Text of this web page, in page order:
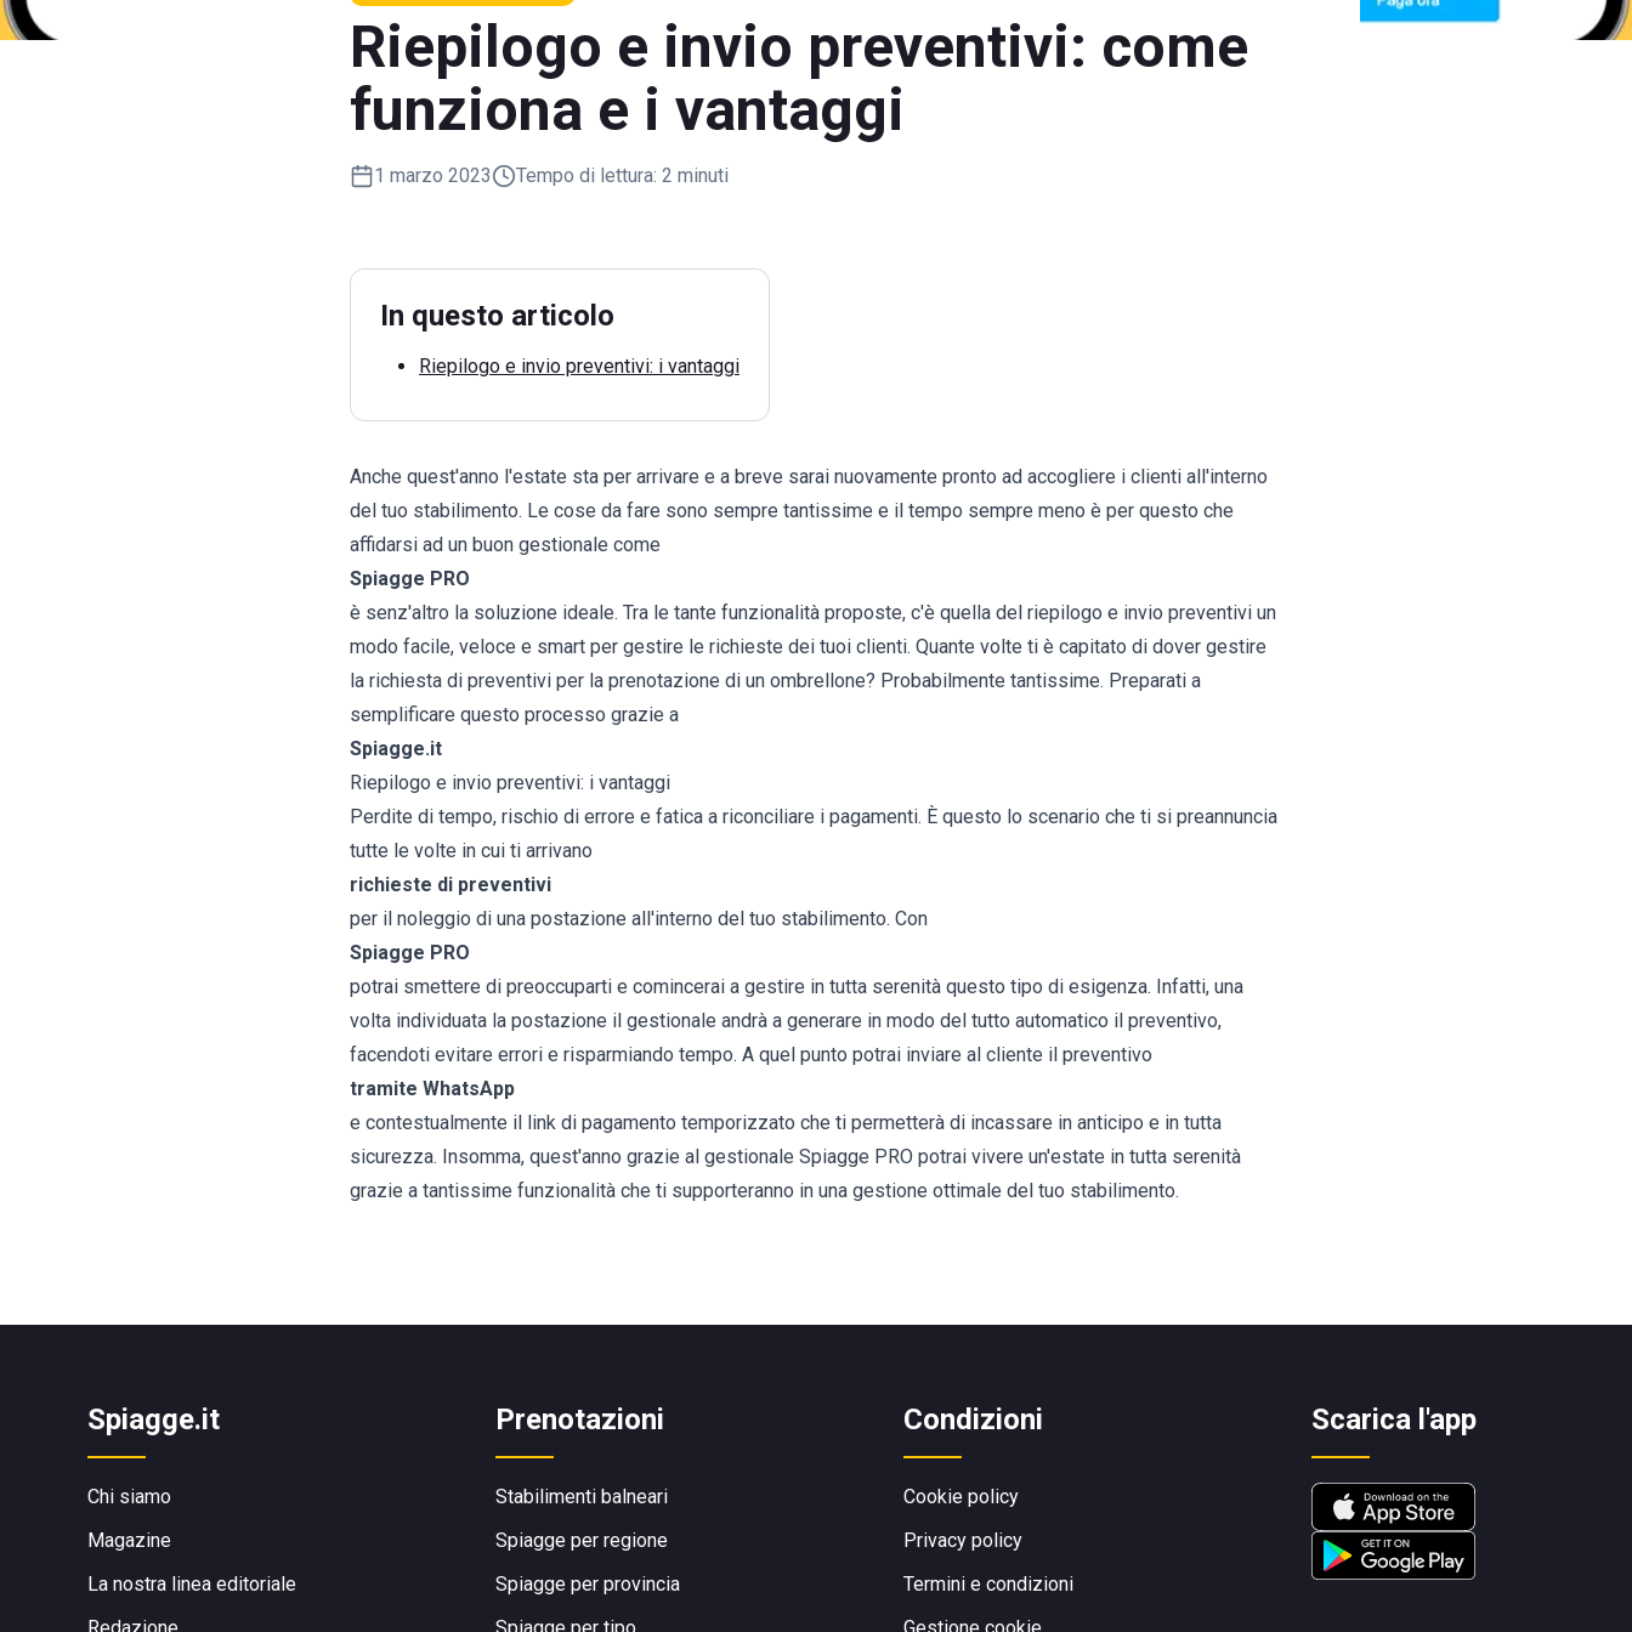
Riepilogo e invio preventivi: come
funziona e i vantaggi
1 marzo 2023 Tempo di lettura: 2 minuti
In questo articolo
Riepilogo e invio preventivi: i vantaggi
Anche quest'anno l'estate sta per arrivare e a breve sarai nuovamente pronto ad accogliere i clienti all'interno
del tuo stabilimento. Le cose da fare sono sempre tantissime e il tempo sempre meno è per questo che
affidarsi ad un buon gestionale come
Spiagge PRO
è senz'altro la soluzione ideale. Tra le tante funzionalità proposte, c'è quella del riepilogo e invio preventivi un
modo facile, veloce e smart per gestire le richieste dei tuoi clienti. Quante volte ti è capitato di dover gestire
la richiesta di preventivi per la prenotazione di un ombrellone? Probabilmente tantissime. Preparati a
semplificare questo processo grazie a
Spiagge.it
Riepilogo e invio preventivi: i vantaggi
Perdite di tempo, rischio di errore e fatica a riconciliare i pagamenti. È questo lo scenario che ti si preannuncia
tutte le volte in cui ti arrivano
richieste di preventivi
per il noleggio di una postazione all'interno del tuo stabilimento. Con
Spiagge PRO
potrai smettere di preoccuparti e comincerai a gestire in tutta serenità questo tipo di esigenza. Infatti, una
volta individuata la postazione il gestionale andrà a generare in modo del tutto automatico il preventivo,
facendoti evitare errori e risparmiando tempo. A quel punto potrai inviare al cliente il preventivo
tramite WhatsApp
e contestualmente il link di pagamento temporizzato che ti permetterà di incassare in anticipo e in tutta
sicurezza. Insomma, quest'anno grazie al gestionale Spiagge PRO potrai vivere un'estate in tutta serenità
grazie a tantissime funzionalità che ti supporteranno in una gestione ottimale del tuo stabilimento.
Spiagge.it
Chi siamo
Magazine
La nostra linea editoriale
Prenotazioni
Stabilimenti balneari
Spiagge per regione
Spiagge per provincia
Condizioni
Cookie policy
Privacy policy
Termini e condizioni
Scarica l'app